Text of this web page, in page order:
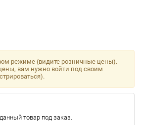
режиме (видите розничные цены).
вам нужно войти под своим
товар под заказ.